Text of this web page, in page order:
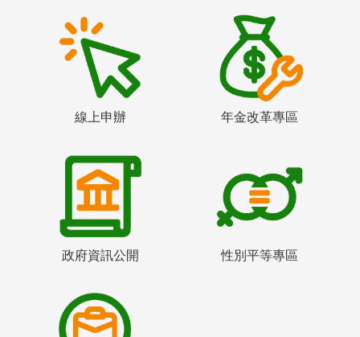
線上申辦 年金改革專區
政府資訊公開 性別平等專區